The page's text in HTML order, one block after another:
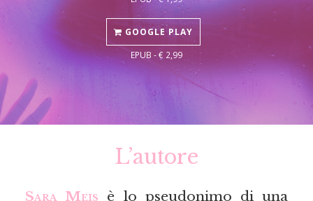
GOOGLE PLAY
EPUB - € 2,99
L’autore
Sara Meis è lo pseudonimo di una